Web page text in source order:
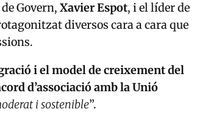
Govern, Xavier Espot, i el líder de
diversos cara a cara que
i el model de creixement del
d’associació amb la Unió
i sostenible”.